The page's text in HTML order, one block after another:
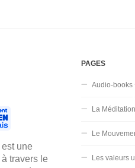
une
travers le
PAGES
Audio-books
La
Le
Les valeurs